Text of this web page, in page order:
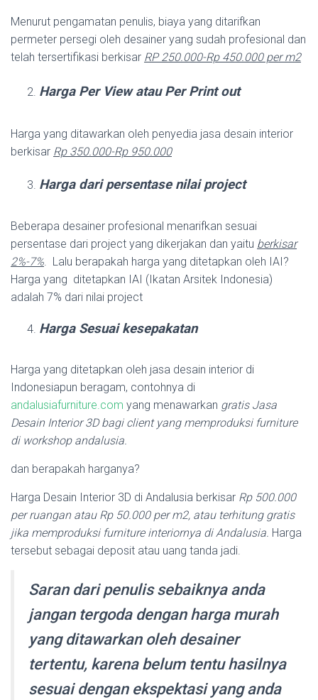
Menurut pengamatan penulis, biaya yang ditarifkan
permeter persegi oleh desainer yang sudah profesional dan
telah tersertifikasi berkisar RP 250.000-Rp 450.000 per m2
Harga Per View atau Per Print out
Harga yang ditawarkan oleh penyedia jasa desain interior
berkisar Rp 350.000-Rp 950.000
Harga dari persentase nilai project
Beberapa desainer profesional menarifkan sesuai
persentase dari project yang dikerjakan dan yaitu berkisar
2%-7%. Lalu berapakah harga yang ditetapkan oleh IAI?
Harga yang ditetapkan IAI (Ikatan Arsitek Indonesia)
adalah 7% dari nilai project
Harga Sesuai kesepakatan
Harga yang ditetapkan oleh jasa desain interior di
Indonesiapun beragam, contohnya di
andalusiafurniture.com yang menawarkan gratis Jasa
Desain Interior 3D bagi client yang memproduksi furniture
di workshop andalusia.
dan berapakah harganya?
Harga Desain Interior 3D di Andalusia berkisar Rp 500.000
per ruangan atau Rp 50.000 per m2, atau terhitung gratis
jika memproduksi furniture interiornya di Andalusia. Harga
tersebut sebagai deposit atau uang tanda jadi.
Saran dari penulis sebaiknya anda
jangan tergoda dengan harga murah
yang ditawarkan oleh desainer
tertentu, karena belum tentu hasilnya
sesuai dengan ekspektasi yang anda